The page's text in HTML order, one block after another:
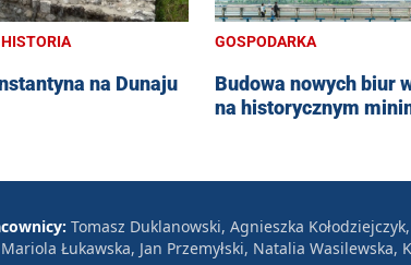
na Dunaju
GOSPODARKA
Budowa nowych biur
na historycznym
Tomasz Duklanowski, Agnieszka
Łukawska, Jan Przemyłski, Natalia Wasilewska,